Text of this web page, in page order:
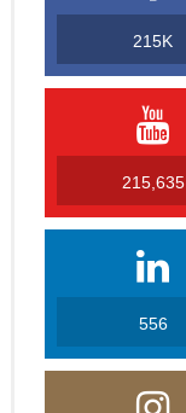
215K
215,635
556